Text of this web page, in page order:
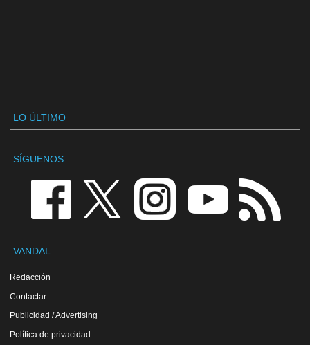
LO ÚLTIMO
SÍGUENOS
VANDAL
Redacción
Contactar
Publicidad / Advertising
Política de privacidad